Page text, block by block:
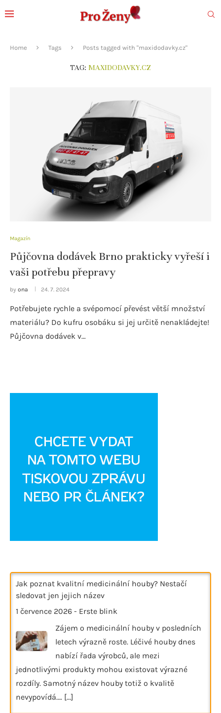
Home Tags Posts tagged with "maxidodavky.cz"
TAG: MAXIDODAVKY.CZ
Magazín
Půjčovna dodávek Brno prakticky vyřeší i
vaši potřebu přepravy
by ona 24. 7. 2024
Potřebujete rychle a svépomocí převést větší množství
materiálu? Do kufru osobáku si jej určitě nenakládejte!
Půjčovna dodávek v…
Jak poznat kvalitní medicinální houby? Nestačí
sledovat jen jejich název
1 července 2026 - Erste blink
Zájem o medicinální houby v posledních
letech výrazně roste. Léčivé houby dnes
nabízí řada výrobců, ale mezi
jednotlivými produkty mohou existovat výrazné
rozdíly. Samotný název houby totiž o kvalitě
nevypovídá.… [...]